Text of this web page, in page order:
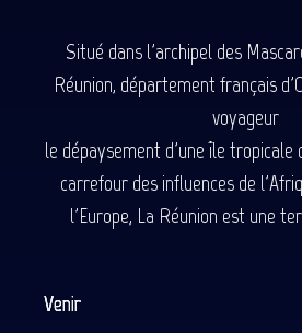
Situé dans l'archipel des
Réunion, département français
voyageur
le dépaysement d'une île tropicale
carrefour des influences de
l'Europe, La Réunion est une
Venir